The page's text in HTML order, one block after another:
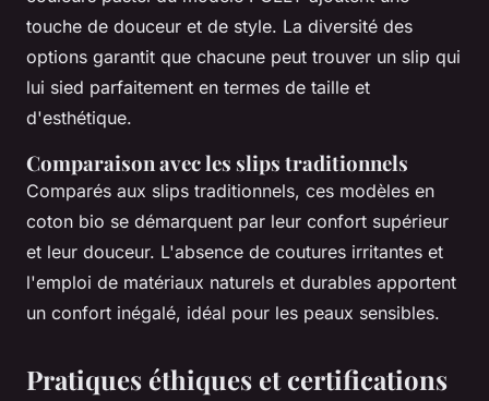
touche de douceur et de style. La diversité des
options garantit que chacune peut trouver un slip qui
lui sied parfaitement en termes de taille et
d'esthétique.
Comparaison avec les slips traditionnels
Comparés aux slips traditionnels, ces modèles en
coton bio se démarquent par leur confort supérieur
et leur douceur. L'absence de coutures irritantes et
l'emploi de matériaux naturels et durables apportent
un confort inégalé, idéal pour les peaux sensibles.
Pratiques éthiques et certifications